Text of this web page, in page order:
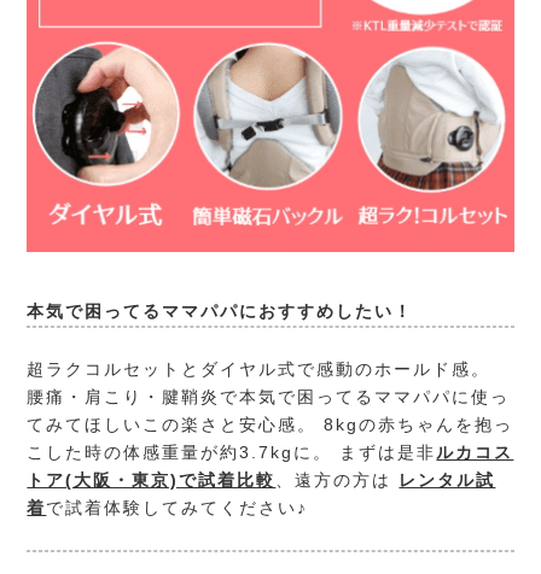
本気で困ってるママパパにおすすめしたい！
超ラクコルセットとダイヤル式で感動のホールド感。
腰痛・肩こり・腱鞘炎で本気で困ってるママパパに使っ
てみてほしいこの楽さと安心感。 8kgの赤ちゃんを抱っ
こした時の体感重量が約3.7kgに。 まずは是非ルカコス
トア(大阪・東京)で試着比較
、遠方の方は レンタル試
着で試着体験してみてください♪